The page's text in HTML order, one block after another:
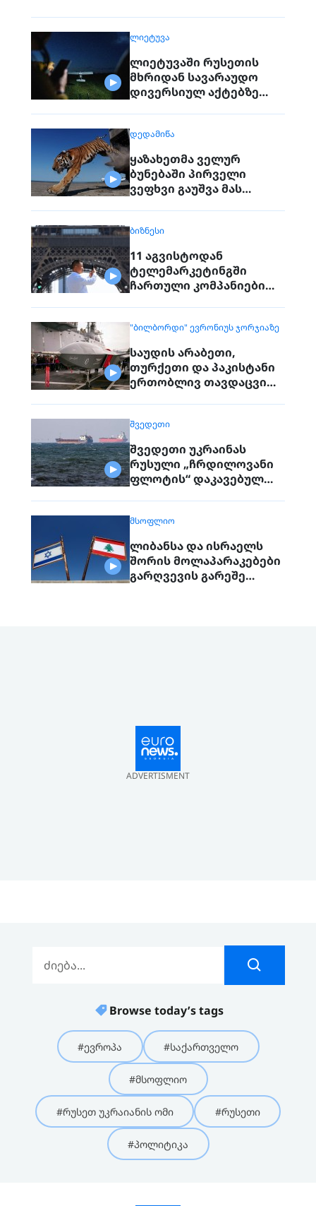
ᲚᲘᲔᲢᲣᲕᲐ
ლიეტუვაში რუსეთის
მხრიდან სავარაუდო
დივერსიულ აქტებზე
ᲓᲔᲓᲐᲛᲘᲬᲐ
ყაზახეთმა ველურ
ბუნებაში პირველი
ვეფხვი გაუშვა მას
გაქრა თურანული ვეფხვი
ᲑᲘᲖᲜᲔᲡᲘ
11 აგვისტოდან
ტელემარკეტინგში
ჩართული კომპანიები
მოქალაქეებს
"ᲑᲘᲚᲑᲝᲠᲓᲘ" ᲔᲕᲠᲝᲜᲘᲣᲡ ᲯᲝᲠᲯᲘᲐᲖᲔ
საუდის არაბეთი,
თურქეთი და პაკისტანი
ერთობლივ თავდაცვით
ᲨᲕᲔᲓᲔᲗᲘ
შვედეთი უკრაინას
რუსული „ჩრდილოვანი
ფლოტის“ დაკავებულ
ᲛᲡᲝᲤᲚᲘᲝ
ლიბანსა და ისრაელს
შორის მოლაპარაკებები
გარღვევის გარეშე
ADVERTISMENT
Browse today’s tags
#ევროპა #საქართველო
#მსოფლიო
#რუსეთ უკრაიანის ომი #რუსეთი
#პოლიტიკა